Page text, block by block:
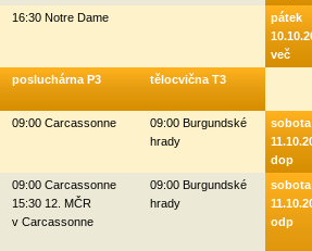
16:30 Notre Dame
pátek
več
posluchárna P3 tělocvična T3
09:00 Carcassonne
09:00 Burgundské
hrady
sobota
dop
09:00 Carcassonne
15:30 12. MČR
v Carcassonne
09:00 Burgundské
hrady
sobota
odp